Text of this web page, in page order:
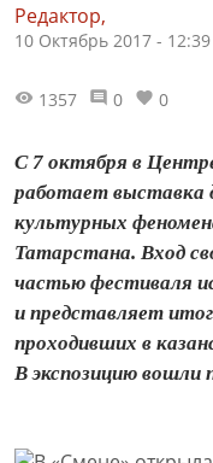
Редактор,
10 Октябрь 2017 - 12:39
1357 0 0
С 7 октября в
работает выставка
культурных
Татарстана. Вход
частью фестиваля
и представляет
проходивших в
В экспозицию вошли